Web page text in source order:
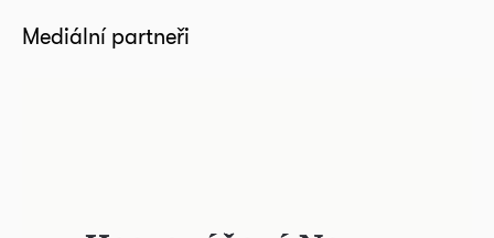
Mediální partneři